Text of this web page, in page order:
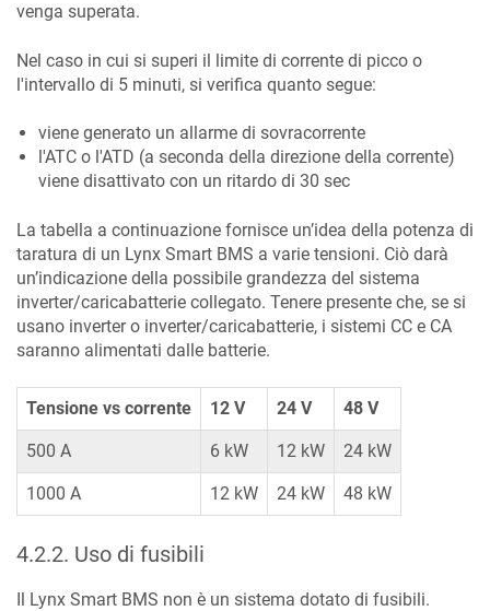
venga superata.
Nel caso in cui si superi il limite di corrente di picco o
l'intervallo di 5 minuti, si verifica quanto segue:
viene generato un allarme di sovracorrente
l'ATC o l'ATD (a seconda della direzione della corrente)
viene disattivato con un ritardo di 30 sec
La tabella a continuazione fornisce un’idea della potenza di
taratura di un Lynx Smart BMS a varie tensioni. Ciò darà
un’indicazione della possibile grandezza del sistema
inverter/caricabatterie collegato. Tenere presente che, se si
usano inverter o inverter/caricabatterie, i sistemi CC e CA
saranno alimentati dalle batterie.
Tensione vs corrente 12 V 24 V 48 V
500 A 6 kW 12 kW 24 kW
1000 A 12 kW 24 kW 48 kW
4.2.2. Uso di fusibili
Il Lynx Smart BMS non è un sistema dotato di fusibili.